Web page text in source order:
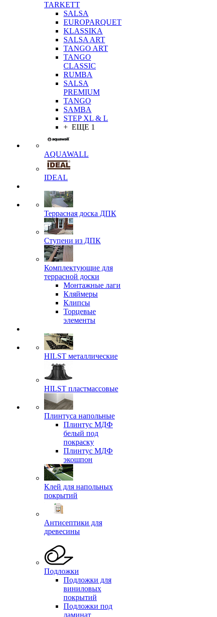
TARKETT
SALSA
EUROPARQUET
KLASSIKA
SALSA ART
TANGO ART
TANGO
CLASSIC
RUMBA
SALSA
PREMIUM
TANGO
SAMBA
STEP XL & L
+ ЕЩЕ 1
AQUAWALL
IDEAL
Террасная доска ДПК
Ступени из ДПК
Комплектующие для
террасной доски
Монтажные лаги
Кляймеры
Клипсы
Торцевые
элементы
HILST металлические
HILST пластмассовые
Плинтуса напольные
Плинтус МДФ
белый под
покраску
Плинтус МДФ
экошпон
Клей для напольных
покрытий
Антисептики для
древесины
Подложки
Подложки для
виниловых
покрытий
Подложки под
ламинат